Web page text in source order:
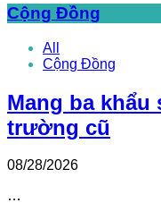
Cộng Đồng
All
Cộng Đồng
Mang ba khẩu
trường cũ
08/28/2026
…